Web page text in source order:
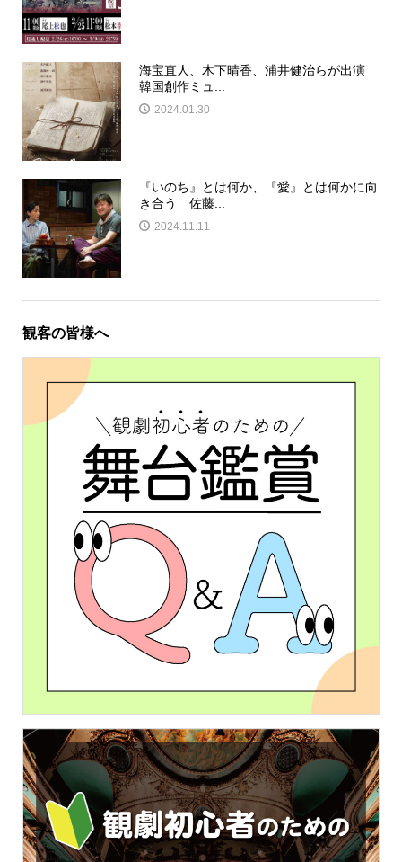
海宝直人、木下晴香、浦井健治らが出演
韓国創作ミュ...
2024.01.30
『いのち』とは何か、『愛』とは何かに向
き合う 佐藤...
2024.11.11
観客の皆様へ